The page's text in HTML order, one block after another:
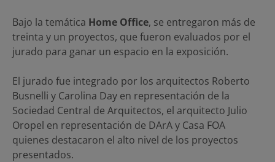
Bajo la temática Home Office, se entregaron más de
treinta y un proyectos, que fueron evaluados por el
jurado para ganar un espacio en la exposición.
El jurado fue integrado por los arquitectos Roberto
Busnelli y Carolina Day en representación de la
Sociedad Central de Arquitectos, el arquitecto Julio
Oropel en representación de DArA y Casa FOA
quienes destacaron el alto nivel de los proyectos
presentados.